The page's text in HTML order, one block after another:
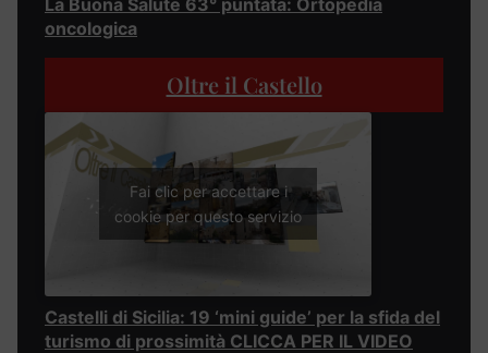
La Buona Salute 63° puntata: Ortopedia
oncologica
Oltre il Castello
Fai clic per accettare i
cookie per questo servizio
Castelli di Sicilia: 19 ‘mini guide’ per la sfida del
turismo di prossimità CLICCA PER IL VIDEO